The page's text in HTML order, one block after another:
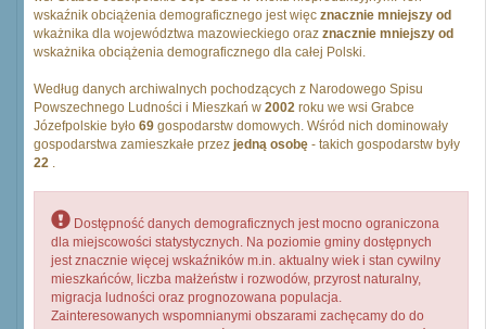
wskaźnik obciążenia demograficznego jest więc znacznie mniejszy od
wkażnika dla województwa mazowieckiego oraz znacznie mniejszy od
wskażnika obciążenia demograficznego dla całej Polski.
Według danych archiwalnych pochodzących z Narodowego Spisu
Powszechnego Ludności i Mieszkań w 2002 roku we wsi Grabce
Józefpolskie było 69 gospodarstw domowych. Wśród nich dominowały
gospodarstwa zamieszkałe przez jedną osobę - takich gospodarstw były
22 .
Dostępność danych demograficznych jest mocno ograniczona
dla miejscowości statystycznych. Na poziomie gminy dostępnych
jest znacznie więcej wskaźników m.in. aktualny wiek i stan cywilny
mieszkańców, liczba małżeństw i rozwodów, przyrost naturalny,
migracja ludności oraz prognozowana populacja.
Zainteresowanych wspomnianymi obszarami zachęcamy do do